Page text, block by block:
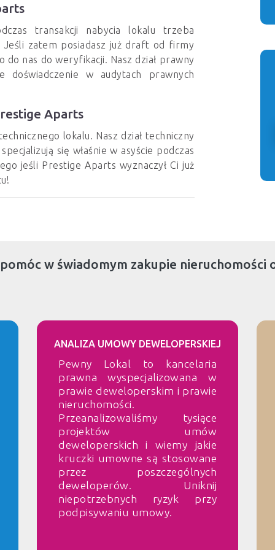
transakcji nabycia lokalu trzeba
zatem posiadasz już draft od firmy
do nas do weryfikacji. Nasz dział prawny
w audytach prawnych
Aparts
lokalu. Nasz dział techniczny
się właśnie w asyście podczas
jeśli Prestige Aparts wyznaczył Ci już
w świadomym zakupie nieruchomości
ANALIZA UMOWY DEWELOPERSKIEJ
Pewny Lokal to kancelaria
prawna wyspecjalizowana w
prawie deweloperskim i prawie
nieruchomości.
Przeanalizowaliśmy tysiące
projektów umów
deweloperskich i wiemy jakie
kruczki umowne są stosowane
przez poszczególnych
deweloperów. Uniknij
niepotrzebnych ryzyk przy
podpisywaniu umowy.